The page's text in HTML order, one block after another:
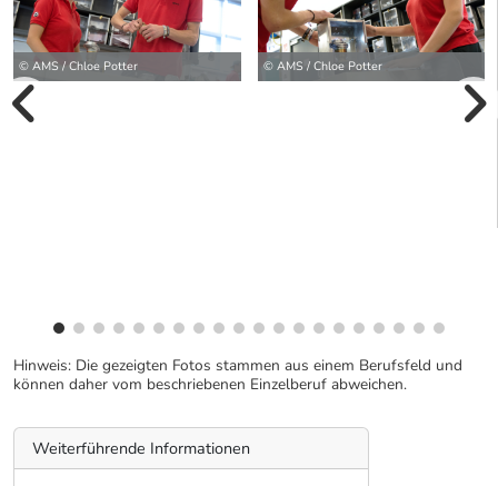
© AMS / Chloe Potter © AMS / Chloe Potter
Hinweis: Die gezeigten Fotos stammen aus einem Berufsfeld und
können daher vom beschriebenen Einzelberuf abweichen.
Weiterführende Informationen